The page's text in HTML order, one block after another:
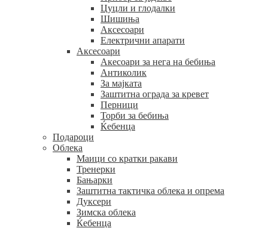
Цуцли и глодалки
Шишиња
Аксесоари
Електрични апарати
Аксесоари
Акесоари за нега на бебиња
Антиколик
За мајката
Заштитна ограда за кревет
Перници
Торби за бебиња
Ќебенца
Подароци
Облека
Маици со кратки ракави
Тренерки
Бањарки
Заштитна тактичка облека и опрема
Дуксери
Зимска облека
Ќебенца